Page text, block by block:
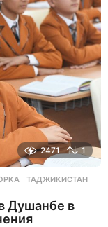
2471 1
,ТАДЖИКИСТАН
Душанбе в